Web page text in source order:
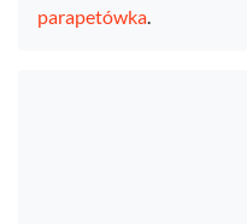
parapetówka.